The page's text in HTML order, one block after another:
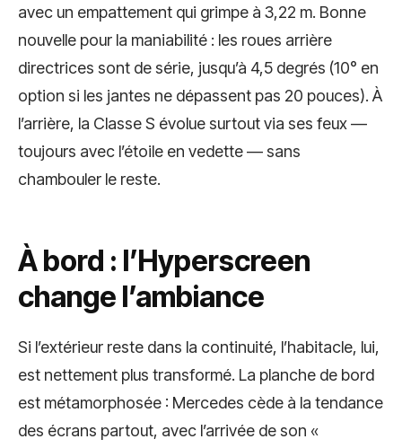
avec un empattement qui grimpe à 3,22 m. Bonne
nouvelle pour la maniabilité : les roues arrière
directrices sont de série, jusqu’à 4,5 degrés (10° en
option si les jantes ne dépassent pas 20 pouces). À
l’arrière, la Classe S évolue surtout via ses feux —
toujours avec l’étoile en vedette — sans
chambouler le reste.
À bord : l’Hyperscreen
change l’ambiance
Si l’extérieur reste dans la continuité, l’habitacle, lui,
est nettement plus transformé. La planche de bord
est métamorphosée : Mercedes cède à la tendance
des écrans partout, avec l’arrivée de son «